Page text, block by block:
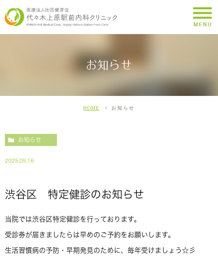
お知らせ
HOME お知らせ
お知らせ
2025.05.16
渋谷区 特定健診のお知らせ
当院では渋谷区特定健診を行っております。
受診券が届きましたらは早めのご予約をお願いします。
生活習慣病の予防・早期発見のために、毎年受けましょう☆彡